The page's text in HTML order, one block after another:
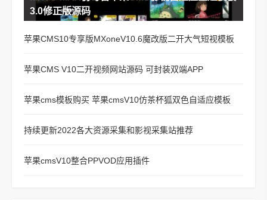
3.0修正版源码
苹果CMS10专享版MXoneV10.6魔改版二开大气短视模板
苹果CMS V10二开视频网站源码 可封装双端APP
苹果cms模板购买 苹果cmsV10仿茶杯狐双色自适应模板
持续更新2022各大资源采集和影视采集站推荐
苹果cmsV10整合PPVOD应用插件